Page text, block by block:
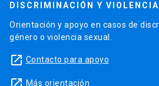
DISCRIMINACIÓN Y VIOLENCIA
Orientación y apoyo en casos de
género o violencia sexual.
launch Contacto para apoyo
Más orientación